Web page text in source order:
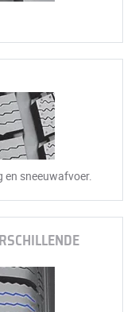
en sneeuwafvoer.